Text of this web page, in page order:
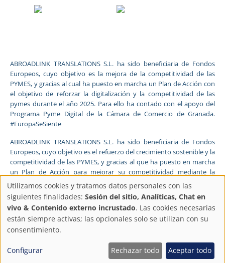
ABROADLINK TRANSLATIONS S.L. ha sido beneficiaria de Fondos
Europeos, cuyo objetivo es la mejora de la competitividad de las
PYMES, y gracias al cual ha puesto en marcha un Plan de Acción con
el objetivo de reforzar la digitalización y la competitividad de las
pymes durante el año 2025. Para ello ha contado con el apoyo del
Programa Pyme Digital de la Cámara de Comercio de Granada.
#EuropaSeSiente
ABROADLINK TRANSLATIONS S.L. ha sido beneficiaria de Fondos
Europeos, cuyo objetivo es el refuerzo del crecimiento sostenible y la
competitividad de las PYMES, y gracias al que ha puesto en marcha
un Plan de Acción para mejorar su competitividad mediante la
transformación digital, la promoción online y el comercio electrónico
en mercados internacionales durante el año 2025. Para ello ha
contado con el apoyo del Programa Xpande Digital de la Cámara de
Comercio de Granada.
FONDO EUROPEO DE DESARROLLO REGIONAL
Una manera de hacer Europa
Configuración
de
privacidad
Utilizamos cookies y tratamos datos personales con las
siguientes finalidades: Sesión del sitio, Analíticas, Chat en
vivo & Contenido externo incrustado. Las cookies necesarias
están siempre activas; las opcionales solo se utilizan con su
consentimiento.
Configurar Rechazar todo Aceptar todo